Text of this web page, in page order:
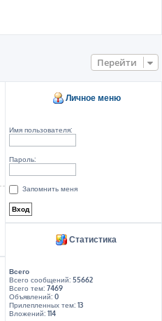
Перейти
Личное меню
Имя пользователя:
Пароль:
Запомнить меня
Статистика
Всего
Всего сообщений:55662
Всего тем:7469
Объявлений:0
Прилепленных тем:13
Вложений:114